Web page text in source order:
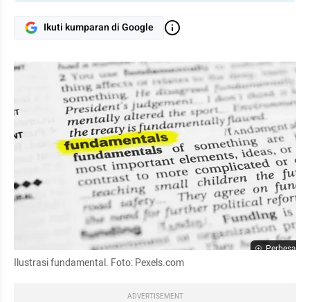
Ikuti kumparan di Google
Perbesar
Ilustrasi fundamental. Foto: Pexels.com
ADVERTISEMENT